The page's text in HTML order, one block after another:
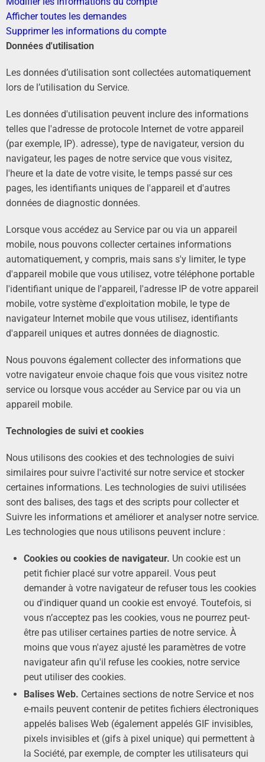
Afficher toutes les demandes
Supprimer les informations du compte
Données d'utilisation
Les données d’utilisation sont collectées automatiquement
lors de l’utilisation du Service.
Les données d'utilisation peuvent inclure des informations
telles que l'adresse de protocole Internet de votre appareil
(par exemple, IP). adresse), type de navigateur, version du
navigateur, les pages de notre service que vous visitez,
l'heure et la date de votre visite, le temps passé sur ces
pages, les identifiants uniques de l'appareil et d'autres
données de diagnostic données.
Lorsque vous accédez au Service par ou via un appareil
mobile, nous pouvons collecter certaines informations
automatiquement, y compris, mais sans s'y limiter, le type
d'appareil mobile que vous utilisez, votre téléphone portable
l'identifiant unique de l'appareil, l'adresse IP de votre appareil
mobile, votre système d'exploitation mobile, le type de
navigateur Internet mobile que vous utilisez, identifiants
d'appareil uniques et autres données de diagnostic.
Nous pouvons également collecter des informations que
votre navigateur envoie chaque fois que vous visitez notre
service ou lorsque vous accéder au Service par ou via un
appareil mobile.
Technologies de suivi et cookies
Nous utilisons des cookies et des technologies de suivi
similaires pour suivre l'activité sur notre service et stocker
certaines informations. Les technologies de suivi utilisées
sont des balises, des tags et des scripts pour collecter et
Suivre les informations et améliorer et analyser notre service.
Les technologies que nous utilisons peuvent inclure :
Cookies ou cookies de navigateur. Un cookie est un
petit fichier placé sur votre appareil. Vous peut
demander à votre navigateur de refuser tous les cookies
ou d'indiquer quand un cookie est envoyé. Toutefois, si
vous n’acceptez pas les cookies, vous ne pourrez peut-
être pas utiliser certaines parties de notre service. À
moins que vous n'ayez ajusté les paramètres de votre
navigateur afin qu'il refuse les cookies, notre service
peut utiliser des cookies.
Balises Web. Certaines sections de notre Service et nos
e-mails peuvent contenir de petites fichiers électroniques
appelés balises Web (également appelés GIF invisibles,
pixels invisibles et (gifs à pixel unique) qui permettent à
la Société, par exemple, de compter les utilisateurs qui